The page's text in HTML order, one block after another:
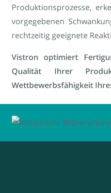
Produktionsprozesse,
vorgegebenen
rechtzeitig geeignete
Vistron optimiert
Qualität Ihrer
Wettbewerbsfähigkeit